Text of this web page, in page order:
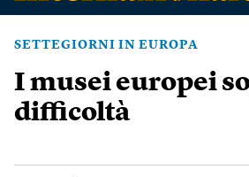
SETTEGIORNI IN EUROPA
I musei europei
difficoltà